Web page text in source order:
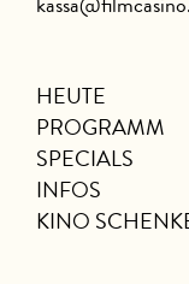
HEUTE
PROGRAMM
SPECIALS
INFOS
KINO